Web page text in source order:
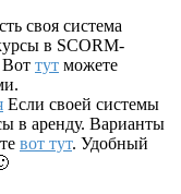
своя система
в SCORM-
Вот тут можете
Если своей системы
в аренду. Варианты
вот тут. Удобный